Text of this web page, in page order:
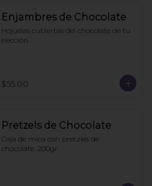
Enjambres de Chocolate
Hojuelas cubiertas del chocolate de tu
elección.
$55.00
Pretzels de Chocolate
Caja de mica con pretzles de
chocolate. 200gr